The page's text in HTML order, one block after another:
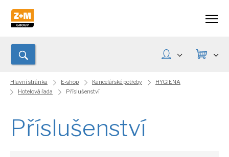
Hlavní stránka E-shop Kancelářské potřeby
HYGIENA
Hotelová řada
Příslušenství
Příslušenství